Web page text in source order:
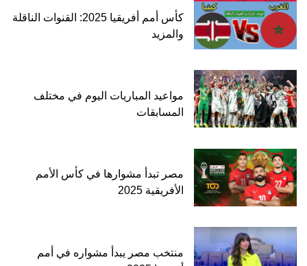
كأس أمم أفريقيا 2025: القنوات الناقلة
والمزيد
مواعيد المباريات اليوم في مختلف
المسابقات
مصر تبدأ مشوارها في كأس الأمم
الأفريقية 2025
منتخب مصر يبدأ مشواره في أمم